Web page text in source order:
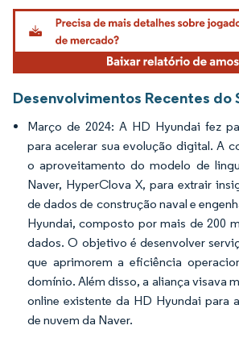
Imagem © Mordor Intelligence. O reuso requer
Desenvolvimentos Recentes do
Março de 2024: A HD Hyundai fez
para acelerar sua evolução digital. A
o aproveitamento do modelo de
Naver, HyperClova X, para extrair
de dados de construção naval e
Hyundai, composto por mais de 200
dados. O objetivo é desenvolver
que aprimorem a eficiência
domínio. Além disso, a aliança visava
online existente da HD Hyundai para
de nuvem da Naver.